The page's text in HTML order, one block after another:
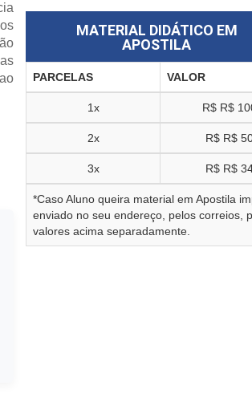
MATERIAL DIDÁTICO EM
APOSTILA
PARCELAS VALOR
1x R$ R$
2x R$ R$
3x R$ R$
*Caso Aluno queira material em Apostila
enviado no seu endereço, pelos correios,
valores acima separadamente.